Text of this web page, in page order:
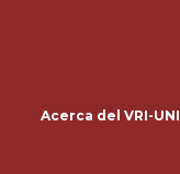
Acerca del VRI-UNI